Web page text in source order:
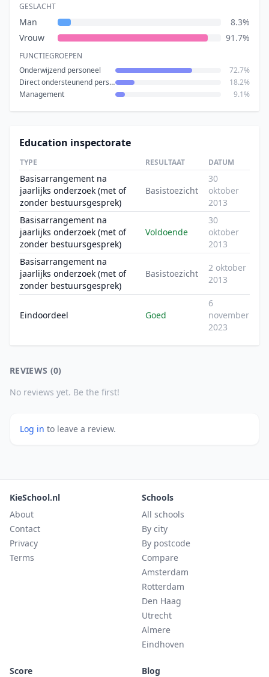
GESLACHT
Man
8.3%
Vrouw
91.7%
FUNCTIEGROEPEN
Onderwijzend personeel
72.7%
Direct ondersteunend personeel
18.2%
Management
9.1%
Education inspectorate
TYPE RESULTAAT DATUM
Basisarrangement na
jaarlijks onderzoek (met of
zonder bestuursgesprek)
Basistoezicht
30
oktober
2013
Basisarrangement na
jaarlijks onderzoek (met of
zonder bestuursgesprek)
Voldoende
30
oktober
2013
Basisarrangement na
jaarlijks onderzoek (met of
zonder bestuursgesprek)
Basistoezicht
2 oktober
2013
Eindoordeel Goed
6
november
2023
REVIEWS (0)
No reviews yet. Be the first!
Log in to leave a review.
KieSchool.nl
About
Contact
Privacy
Terms
Schools
All schools
By city
By postcode
Compare
Amsterdam
Rotterdam
Den Haag
Utrecht
Almere
Eindhoven
Score
Blog